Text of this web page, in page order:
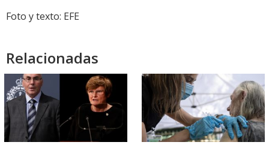
Foto y texto: EFE
Relacionadas